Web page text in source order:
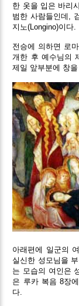
한 옷을 입은 바리
범한 사람들인데,
지노(Longino)이다.
전승에 의하면 로
개한 후 예수님의
제일 앞부분에 창
아래편에 일군의
실신한 성모님을
는 모습의 여인은
은 루카 복음 8장
다.